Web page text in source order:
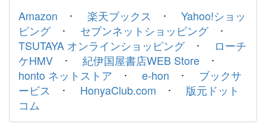
Amazon ･ 楽天ブックス ･ Yahoo!ショッ
ピング･ セブンネットショッピング･
TSUTAYA オンラインショッピング･
ローチ
ケHMV ･ 紀伊国屋書店WEB Store ･
honto ネットストア ･ e-hon ･ ブックサ
ービス
･ HonyaClub.com ･ 版元ドット
コム